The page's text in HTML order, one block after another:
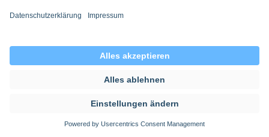
Bewegung an der frischen Luft oder Gespräche mit FreundInnen
und KollegInnen helfen